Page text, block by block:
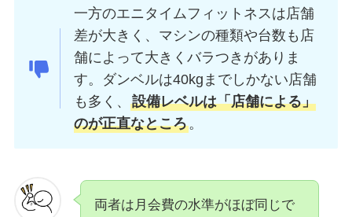
一方のエニタイムフィットネスは店舗
差が大きく、マシンの種類や台数も店
舗によって大きくバラつきがありま
す。ダンベルは40kgまでしかない店舗
も多く、設備レベルは「店舗による」
のが正直なところ。
両者は月会費の水準がほぼ同じで